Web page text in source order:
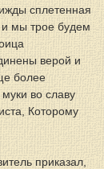
сплетенная
и мы трое будем
верой и
более
во славу
Которому
приказал,